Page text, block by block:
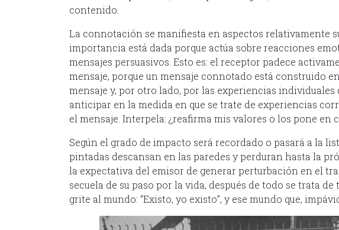
contenido.
La connotación se manifiesta en aspectos relativamente
importancia está dada porque actúa sobre reacciones
mensajes persuasivos. Esto es: el receptor padece
mensaje, porque un mensaje connotado está construido
mensaje y, por otro lado, por las experiencias individuales
anticipar en la medida en que se trate de experiencias
el mensaje. Interpela: ¿reafirma mis valores o los pone en
Según el grado de impacto será recordado o pasará a la
pintadas descansan en las paredes y perduran hasta la
la expectativa del emisor de generar perturbación en el
secuela de su paso por la vida, después de todo se trata
grite al mundo: “Existo, yo existo”, y ese mundo que,